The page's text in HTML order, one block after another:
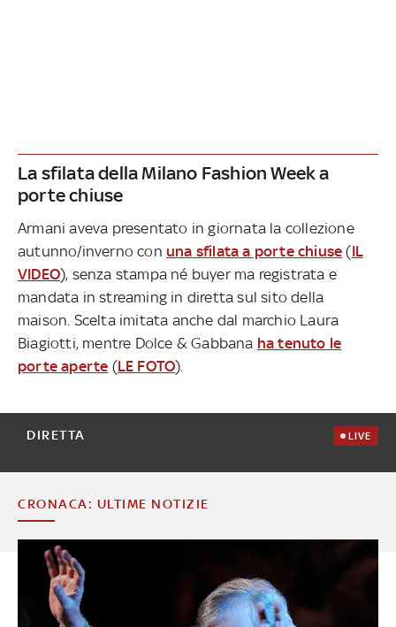
La sfilata della Milano Fashion Week a
porte chiuse
Armani aveva presentato in giornata la collezione
autunno/inverno con una sfilata a porte chiuse (IL
VIDEO), senza stampa né buyer ma registrata e
mandata in streaming in diretta sul sito della
maison. Scelta imitata anche dal marchio Laura
Biagiotti, mentre Dolce & Gabbana ha tenuto le
porte aperte (LE FOTO).
DIRETTA LIVE
CRONACA: ULTIME NOTIZIE